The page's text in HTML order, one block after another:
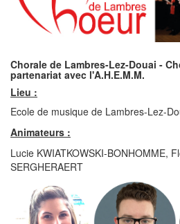
Chorale de Lambres-Lez-Douai -
partenariat avec l'A.H.E.M.M.
Lieu :
Ecole de musique de Lambres-Lez-
Animateurs :
Lucie KWIATKOWSKI-BONHOMME,
SERGHERAERT